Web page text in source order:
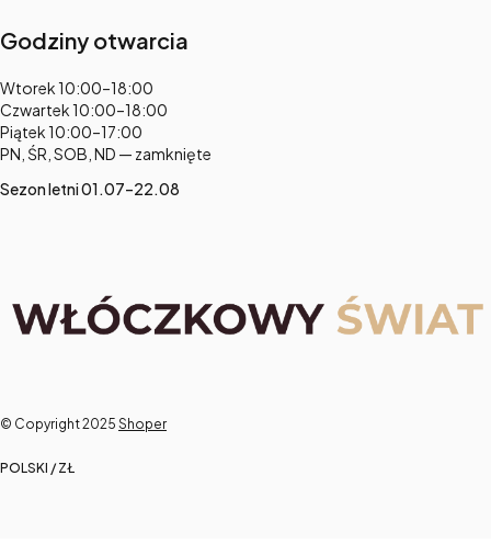
Godziny otwarcia
Adres:
Wtorek 10:00–18:00
Czwartek 10:00–18:00
Piątek 10:00–17:00
PN, ŚR, SOB, ND — zamknięte
Sezon letni 01.07–22.08
© Copyright 2025 Shoper
POLSKI / ZŁ